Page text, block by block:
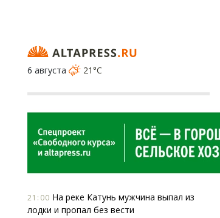
6 августа
21°C
21:00 На реке Катунь мужчина выпал из
лодки и пропал без вести